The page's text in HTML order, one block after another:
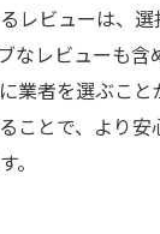
レビューは、選
なレビューも含
業者を選ぶこと
ことで、より
。